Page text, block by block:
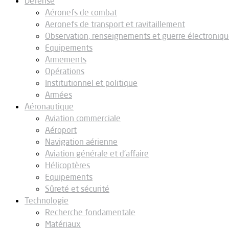
Aéronefs de combat
Aeronefs de transport et ravitaillement
Observation, renseignements et guerre
Equipements
Armements
Opérations
Institutionnel et politique
Armées
Aéronautique
Aviation commerciale
Aéroport
Navigation aérienne
Aviation générale et d’affaire
Hélicoptères
Equipements
Sûreté et sécurité
Technologie
Recherche fondamentale
Matériaux